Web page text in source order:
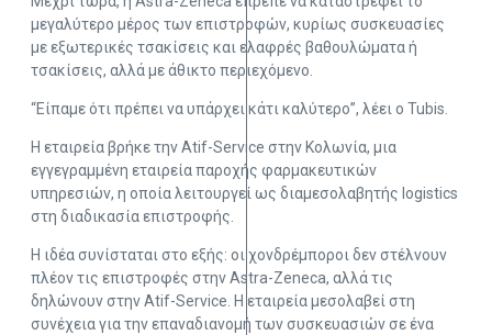
μεγαλύτερο μέρος των επιστροφών, κυρίως συσκευασίες
με εξωτερικές τσακίσεις και ελαφρές βαθουλώματα ή
τσακίσεις, αλλά με άθικτο περιεχόμενο.
“Είπαμε ότι πρέπει να υπάρχει κάτι καλύτερο”, λέει ο Tubis.
Η εταιρεία βρήκε την Atif-Service στην Κολωνία, μια
εγγεγραμμένη εταιρεία παροχής φαρμακευτικών
υπηρεσιών, η οποία λειτουργεί ως διαμεσολαβητής logistics
στη διαδικασία επιστροφής.
Η ιδέα συνίσταται στο εξής: οι χονδρέμποροι δεν στέλνουν
πλέον τις επιστροφές στην Astra-Zeneca, αλλά τις
δηλώνουν στην Atif-Service. Η εταιρεία μεσολαβεί στη
συνέχεια για την επαναδιανομή των συσκευασιών σε ένα